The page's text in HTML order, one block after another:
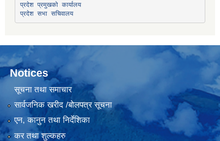
प्रदेश प्रमुखको कार्यालय
प्रदेश सभा सचिवालय
Notices
सूचना तथा समाचार
सार्वजनिक खरीद /बोलपत्र सूचना
एन, कानुन तथा निर्देशिका
कर तथा शुल्कहरु